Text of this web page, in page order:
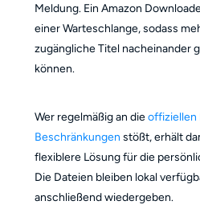
Meldung. Ein Amazon
einer Warteschlange, sodass
zugängliche Titel nacheinander
können.
Wer regelmäßig an dieoffiziellen
Beschränkungen stößt, erhält
flexiblere Lösung für die
Die Dateien bleiben lokal
anschließend wiedergeben.